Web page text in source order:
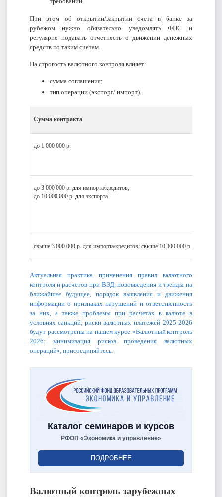
При этом об открытии/закрытии счета в банке за
рубежом нужно обязательно уведомлять ФНС и
регулярно подавать отчетность о движении денежных
средств по таким счетам.
На строгость валютного контроля влияет:
сумма соглашения;
тип операции (экспорт/ импорт).
Сумма контракта
до 1 000 000 р.
до 3 000 000 р. для импорта/кредитов;
до 10 000 000 р. для экспорта
свыше 3 000 000 р. для импорта/кредитов; свыше 10 000 000 р. для
Актуальная практика применения правил валютного
контроля и расчетов при ВЭД, нововведения и тренды на
ближайшее будущее, порядок выявления и движения
информации о признаках нарушений и ответственность
за них, а также проблемы при расчетах в валюте в
условиях санкций, риски валютных платежей 2025-2026
будут рассмотрены на нашем курсе «Валютный контроль
2026: минимизация рисков проведения валютных
операций», присоединяйтесь
Каталог семинаров и курсов
РФОП «Экономика и управление»
ПОДРОБНЕЕ
Валютный контроль зарубежных